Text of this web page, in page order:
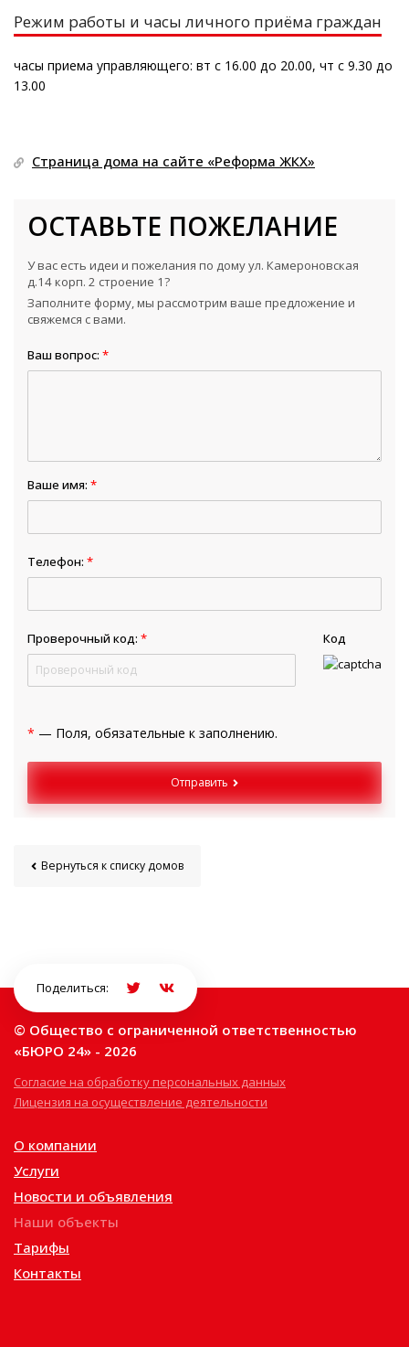
Режим работы и часы личного приёма граждан
часы приема управляющего: вт с 16.00 до 20.00, чт с 9.30 до
13.00
Страница дома на сайте «Реформа ЖКХ»
ОСТАВЬТЕ ПОЖЕЛАНИЕ
У вас есть идеи и пожелания по дому ул. Камероновская
д.14 корп. 2 строение 1?
Заполните форму, мы рассмотрим ваше предложение и
свяжемся с вами.
Ваш вопрос: *
Ваше имя: *
Телефон: *
Проверочный код: * Код
* — Поля, обязательные к заполнению.
Отправить
Вернуться к списку домов
Поделиться:
© Общество с ограниченной ответственностью
«БЮРО 24» - 2026
Согласие на обработку персональных данных
Лицензия на осуществление деятельности
О компании
Услуги
Новости и объявления
Наши объекты
Тарифы
Контакты